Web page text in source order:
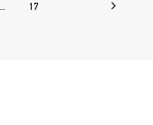
17